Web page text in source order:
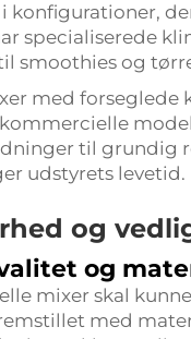
konfigurationer,
specialiserede
smoothies og
med
kommercielle
til grundig
udstyrets levetid.
og
og
mixer skal
med